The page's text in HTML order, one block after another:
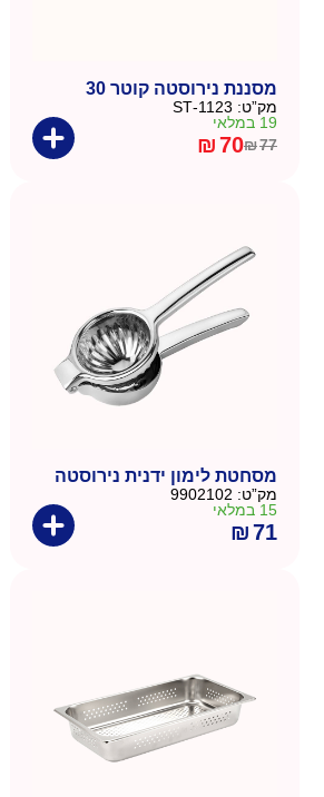
מסננת נירוסטה קוטר 30
מק”ט: 1123-ST
19 במלאי
₪77
המחיר
₪70המחיר
מסחטת לימון ידנית נירוסטה
מק”ט: 9902102
15 במלאי
₪71